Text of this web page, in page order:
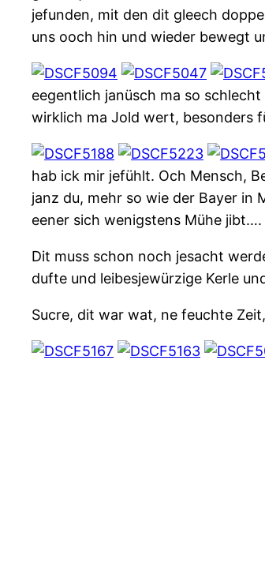
jefunden, mit den dit gleech
uns ooch hin und wieder bewegt
eegentlich janüsch ma so
wirklich ma Jold wert, besonders
hab ick mir jefühlt. Och Mensch,
janz du, mehr so wie der Bayer in
eener sich wenigstens Mühe jibt….
Dit muss schon noch jesacht
dufte und leibesjewürzige Kerle
Sucre, dit war wat, ne feuchte